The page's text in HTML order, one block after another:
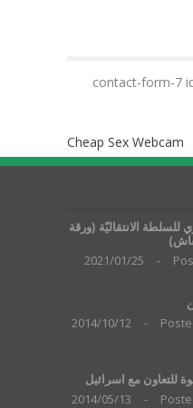
[contact-form-7
Cheap Sex Webcam
للسلطة الانتقاليّة (ورقة
-
2021/01/25
-
2014/10/12
للتعاون مع اسرائيل
-
2014/05/13